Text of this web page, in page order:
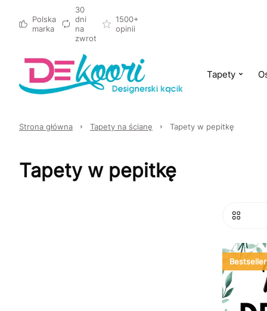
Polska
marka
30
dni
na
zwrot
1500+
opinii
Tapety
Strona główna Tapety na ścianę Tapety w pepitkę
Tapety w pepitkę
Bestseller